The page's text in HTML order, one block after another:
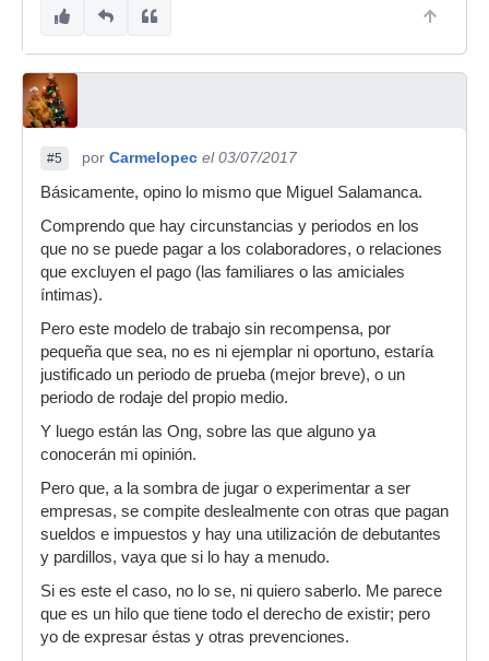
#5 por Carmelopec el 03/07/2017
Básicamente, opino lo mismo que Miguel Salamanca.
Comprendo que hay circunstancias y periodos en los
que no se puede pagar a los colaboradores, o relaciones
que excluyen el pago (las familiares o las amiciales
íntimas).
Pero este modelo de trabajo sin recompensa, por
pequeña que sea, no es ni ejemplar ni oportuno, estaría
justificado un periodo de prueba (mejor breve), o un
periodo de rodaje del propio medio.
Y luego están las Ong, sobre las que alguno ya
conocerán mi opinión.
Pero que, a la sombra de jugar o experimentar a ser
empresas, se compite deslealmente con otras que pagan
sueldos e impuestos y hay una utilización de debutantes
y pardillos, vaya que si lo hay a menudo.
Si es este el caso, no lo se, ni quiero saberlo. Me parece
que es un hilo que tiene todo el derecho de existir; pero
yo de expresar éstas y otras prevenciones.